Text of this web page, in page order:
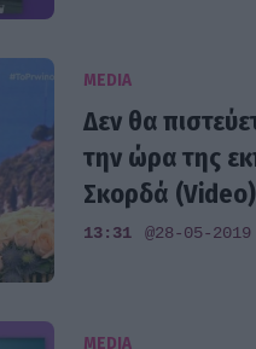
MEDIA
Δεν θα
την ώρα της
Σκορδά (Video)
13:31 @28-05-2019
MEDIA